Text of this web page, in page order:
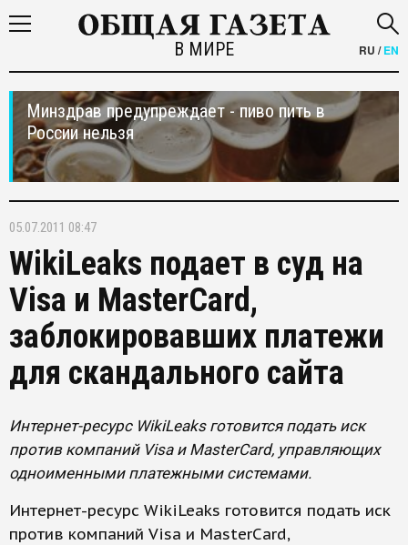
В МИРЕ RU /EN
Минздрав предупреждает - пиво пить в
России нельзя
05.07.2011 08:47
WikiLeaks подает в суд на
Visa и MasterCard,
заблокировавших платежи
для скандального сайта
Интернет-ресурс WikiLeaks готовится подать иск
против компаний Visa и MasterCard, управляющих
одноименными платежными системами.
Интернет-ресурс WikiLeaks готовится подать иск
против компаний Visa и MasterCard,